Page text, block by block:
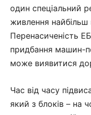
один спеціальний
живлення найбільш
Перенасиченість
придбання машин-
може виявитися
Час від часу
який з блоків – на